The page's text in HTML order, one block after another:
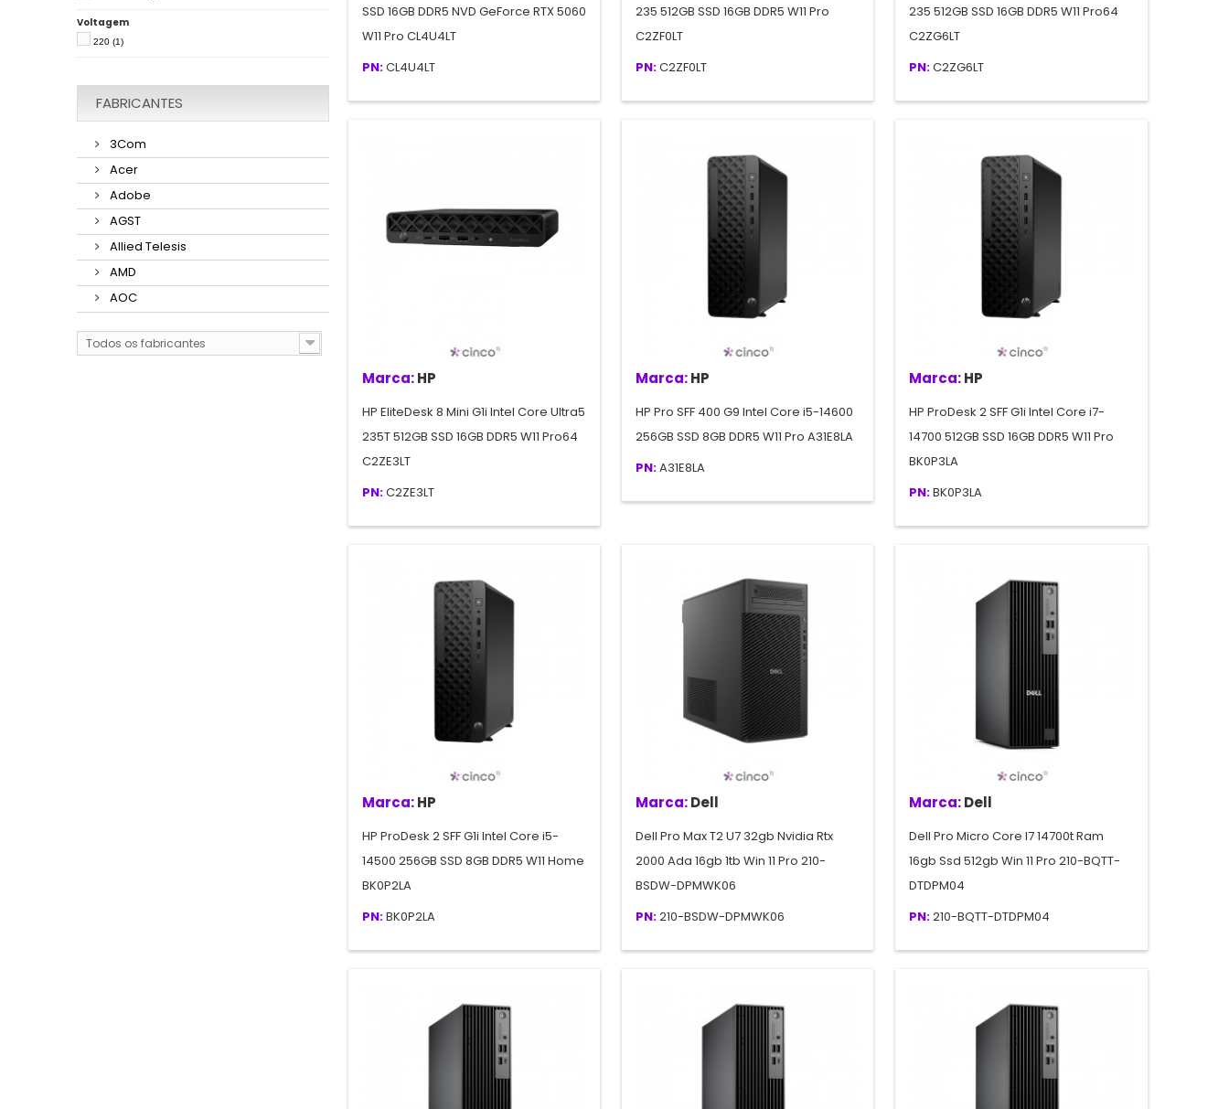
Voltagem
220 (1)
FABRICANTES
3Com
Acer
Adobe
AGST
Allied Telesis
AMD
AOC
Todos os fabricantes
SSD 16GB DDR5 NVD GeForce RTX 5060
W11 Pro CL4U4LT
PN:CL4U4LT
235 512GB SSD 16GB DDR5 W11 Pro
C2ZF0LT
PN:C2ZF0LT
235 512GB SSD 16GB DDR5 W11 Pro64
C2ZG6LT
PN:C2ZG6LT
Marca:HP
HP EliteDesk 8 Mini G1i Intel Core Ultra5
235T 512GB SSD 16GB DDR5 W11 Pro64
C2ZE3LT
PN:C2ZE3LT
Marca:HP
HP Pro SFF 400 G9 Intel Core i5-14600
256GB SSD 8GB DDR5 W11 Pro A31E8LA
PN:A31E8LA
Marca:HP
HP ProDesk 2 SFF G1i Intel Core i7-
14700 512GB SSD 16GB DDR5 W11 Pro
BK0P3LA
PN:BK0P3LA
Marca:HP
HP ProDesk 2 SFF G1i Intel Core i5-
14500 256GB SSD 8GB DDR5 W11 Home
BK0P2LA
PN:BK0P2LA
Marca:Dell
Dell Pro Max T2 U7 32gb Nvidia Rtx
2000 Ada 16gb 1tb Win 11 Pro 210-
BSDW-DPMWK06
PN:210-BSDW-DPMWK06
Marca:Dell
Dell Pro Micro Core I7 14700t Ram
16gb Ssd 512gb Win 11 Pro 210-BQTT-
DTDPM04
PN:210-BQTT-DTDPM04